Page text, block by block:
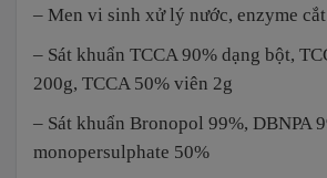
– Men vi sinh xử lý nước, enzyme
– Sát khuẩn TCCA 90% dạng bột,
200g, TCCA 50% viên 2g
– Sát khuẩn Bronopol 99%, DBNPA
monopersulphate 50%